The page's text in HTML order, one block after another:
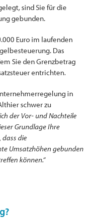
sind Sie für die
gebunden.
Euro im laufenden
Das
Sie den Grenzbetrag
entrichten.
in
schwer zu
der Vor- und Nachteile
Grundlage Ihre
dass die
Umsatzhöhen gebunden
können.“